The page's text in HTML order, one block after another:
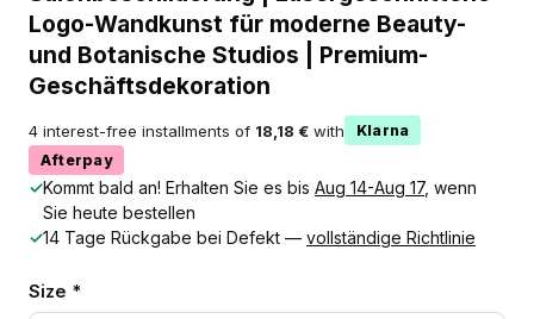
Logo-Wandkunst für moderne Beauty-
und Botanische Studios | Premium-
Geschäftsdekoration
4 interest-free installments of 18,18 € with
Klarna
Afterpay
✓Kommt bald an! Erhalten Sie es bis Aug 14-Aug 17, wenn
Sie heute bestellen
✓14 Tage Rückgabe bei Defekt — vollständige Richtlinie
Size *